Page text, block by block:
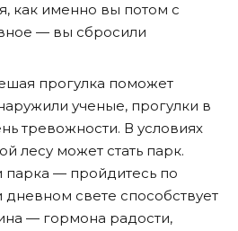
как именно вы потом с
— вы сбросили
прогулка поможет
ученые, прогулки в
тревожности. В условиях
лесу может стать парк.
парка — пройдитесь по
свете способствует
— гормона радости,